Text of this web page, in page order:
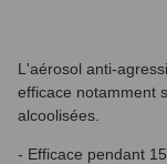
L'aérosol anti-
efficace notamment
alcoolisées.
- Efficace pendant